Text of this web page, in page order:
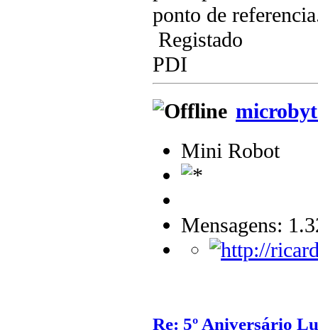
ponto de
Registado
PDI
Mini Robot
Mensagens:
Re: 5º Aniversário